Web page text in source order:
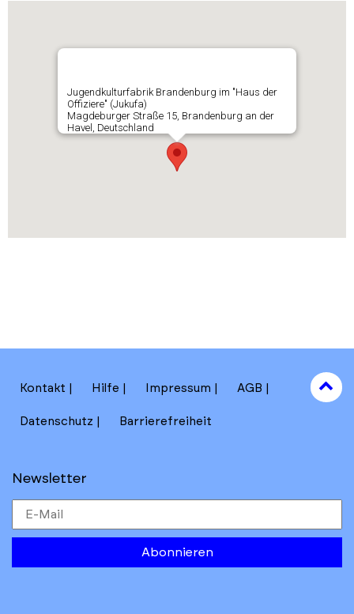
Jugendkulturfabrik Brandenburg im "Haus der
Offiziere" (Jukufa)
Magdeburger Straße 15, Brandenburg an der
Havel, Deutschland
Kontakt Hilfe Impressum AGB
Datenschutz Barrierefreiheit
Newsletter
Abonnieren
to
top